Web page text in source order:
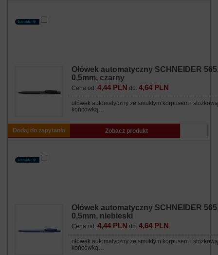
Ołówek automatyczny SCHNEIDER
0,5mm, czarny
Cena od: 4,44 PLN do: 4,64 PLN
ołówek automatyczny ze smukłym korpusem i stożkową
końcówką…
Dodaj do zapytania Zobacz produkt
Ołówek automatyczny SCHNEIDER
0,5mm, niebieski
Cena od: 4,44 PLN do: 4,64 PLN
ołówek automatyczny ze smukłym korpusem i stożkową
końcówką…